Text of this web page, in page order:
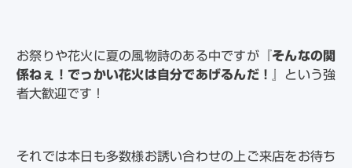
お祭りや花火に夏の風物詩のある中ですが『そんなの関
係ねぇ！でっかい花火は自分であげるんだ！』
という強
者大歓迎です！
それでは本日も多数様お誘い合わせの上ご来店をお待ち